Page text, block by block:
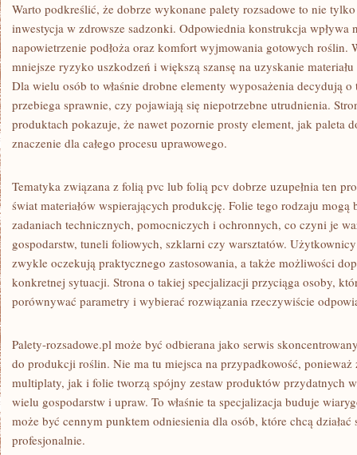
Warto podkreślić, że dobrze wykonane palety rozsadowe to nie
inwestycja w zdrowsze sadzonki. Odpowiednia konstrukcja wpływa
napowietrzenie podłoża oraz komfort wyjmowania gotowych roślin.
mniejsze ryzyko uszkodzeń i większą szansę na uzyskanie
Dla wielu osób to właśnie drobne elementy wyposażenia decydują
przebiega sprawnie, czy pojawiają się niepotrzebne utrudnienia.
produktach pokazuje, że nawet pozornie prosty element, jak paleta
znaczenie dla całego procesu uprawowego.
Tematyka związana z folią pvc lub folią pcv dobrze uzupełnia ten
świat materiałów wspierających produkcję. Folie tego rodzaju mogą
zadaniach technicznych, pomocniczych i ochronnych, co czyni je
gospodarstw, tuneli foliowych, szklarni czy warsztatów.
zwykle oczekują praktycznego zastosowania, a także możliwości
konkretnej sytuacji. Strona o takiej specjalizacji przyciąga osoby,
porównywać parametry i wybierać rozwiązania rzeczywiście
Palety-rozsadowe.pl może być odbierana jako serwis
do produkcji roślin. Nie ma tu miejsca na przypadkowość, ponieważ
multiplaty, jak i folie tworzą spójny zestaw produktów przydatnych
wielu gospodarstw i upraw. To właśnie ta specjalizacja buduje
może być cennym punktem odniesienia dla osób, które chcą
profesjonalnie.